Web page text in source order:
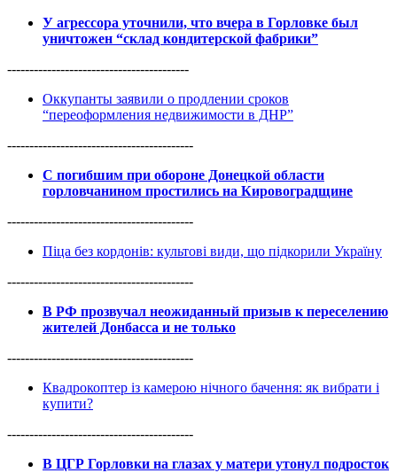
У агрессора уточнили, что вчера в Горловке был
уничтожен “склад кондитерской фабрики”
-----------------------------------------
Оккупанты заявили о продлении сроков
“переоформления недвижимости в ДНР”
------------------------------------------
С погибшим при обороне Донецкой области
горловчанином простились на Кировоградщине
------------------------------------------
Піца без кордонів: культові види, що підкорили Україну
------------------------------------------
В РФ прозвучал неожиданный призыв к переселению
жителей Донбасса и не только
------------------------------------------
Квадрокоптер із камерою нічного бачення: як вибрати і
купити?
------------------------------------------
В ЦГР Горловки на глазах у матери утонул подросток